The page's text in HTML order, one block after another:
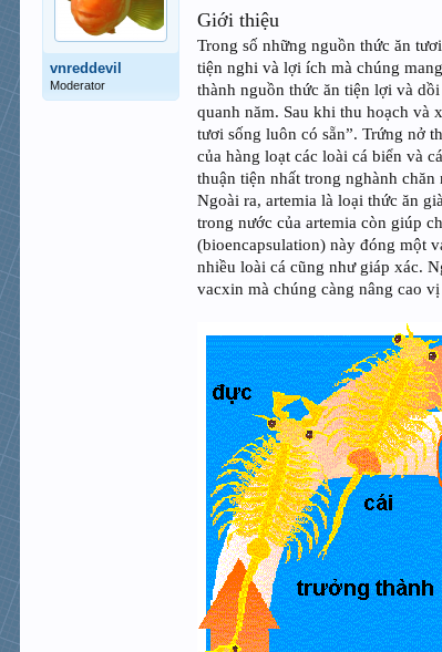
vnreddevil
Moderator
Giới thiệu
Trong số những nguồn thức ăn
tiện nghi và lợi ích mà chúng
thành nguồn thức ăn tiện lợi và
quanh năm. Sau khi thu hoạch và
tươi sống luôn có sẵn”. Trứng nở
của hàng loạt các loài cá biển và
thuận tiện nhất trong nghành
Ngoài ra, artemia là loại thức ăn
trong nước của artemia còn giúp
(bioencapsulation) này đóng một
nhiều loài cá cũng như giáp xác.
vacxin mà chúng càng nâng cao